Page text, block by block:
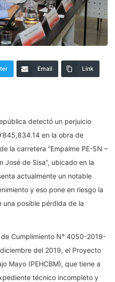
Email Link
detectó un perjuicio
en la obra de
la carretera “Empalme PE-5N –
José de Sisa”, ubicado en la
actualmente un notable
y eso pone en riesgo la
una posible pérdida de la
Cumplimiento N° 4050-2019-
del 2019, el Proyecto
Mayo (PEHCBM), que tiene a
técnico incompleto y